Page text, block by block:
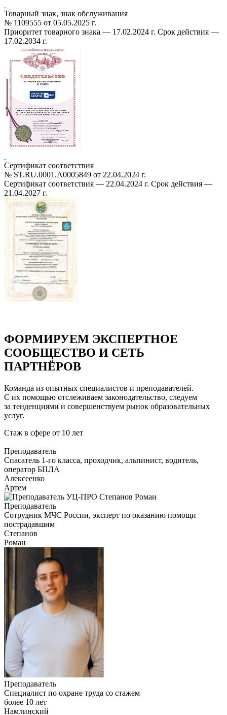
Товарный знак, знак обслуживания
№ 1109555 от 05.05.2025 г.
Приоритет товарного знака — 17.02.2024 г. Срок действия —
17.02.2034 г.
Сертификат соответствия
№ ST.RU.0001.A0005849 от 22.04.2024 г.
Cертификат соответствия — 22.04.2024 г. Срок действия —
21.04.2027 г.
ФОРМИРУЕМ ЭКСПЕРТНОЕ
СООБЩЕСТВО И СЕТЬ
ПАРТНЁРОВ
Команда из опытных специалистов и преподавателей.
С их помощью отслеживаем законодательство, следуем
за тенденциями и совершенствуем рынок образовательных
услуг.
Стаж в сфере от 10 лет
Преподаватель
Cпасатель 1-го класса, проходчик, альпинист, водитель,
оператор БПЛА
Алексеенко
Артем
Преподаватель
Сотрудник МЧС России, эксперт по оказанию помощи
пострадавшим
Степанов
Роман
Преподаватель
Специалист по охране труда со стажем
более 10 лет
Намлинский